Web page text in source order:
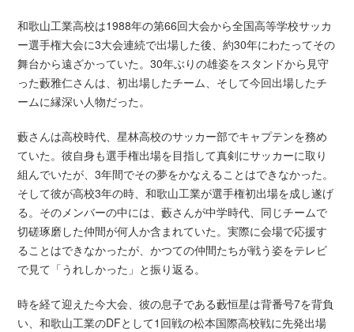
和歌山工業高校は1988年の第66回大会から全国高等学校サッカ
ー選手権大会に3大会連続で出場した後、約30年にわたってその
舞台から遠ざかっていた。30年ぶりの雄姿をスタンドから見守
った藪雅仁さんは、初出場したチーム、そして今回出場したチ
ームに縁深い人物だった。
藪さんは高校時代、星林高校のサッカー部でキャプテンを務め
ていた。彼自身も選手権出場を目指して真剣にサッカーに取り
組んでいたが、3年間でその夢をかなえることはできなかった。
そして彼が高校3年の時、和歌山工業が選手権初出場を成し遂げ
る。そのメンバーの中には、藪さんが中学時代、同じチームで
切磋琢磨した仲間が何人か含まれていた。実際に会場で応援す
ることはできなかったが、かつての仲間たちが戦う姿をテレビ
で見て「うれしかった」と振り返る。
時を経て迎えた今大会、彼の息子である藪恒星は背番号7を背負
い、和歌山工業のDFとして1回戦の松本国際高校戦に先発出場